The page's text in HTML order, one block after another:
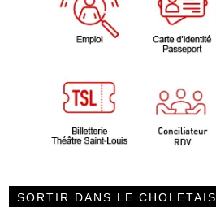
SORTIR DANS LE CHOLETAIS